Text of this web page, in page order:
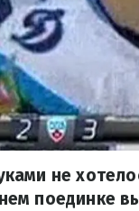
не
поединке